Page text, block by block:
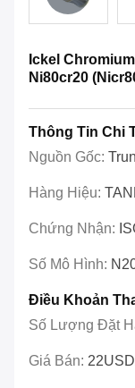
Ickel
Ni80cr20
Thông Tin Chi
Nguồn Gốc:
Hàng Hiệu:
Chứng Nhận:
Số Mô Hình:
Điều Khoản
Số Lượng Đặt
Giá Bán: